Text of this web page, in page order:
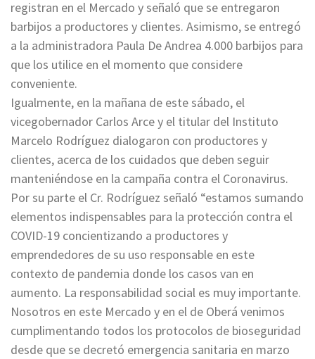
registran en el Mercado y señaló que se entregaron
barbijos a productores y clientes. Asimismo, se entregó
a la administradora Paula De Andrea 4.000 barbijos para
que los utilice en el momento que considere
conveniente.
Igualmente, en la mañana de este sábado, el
vicegobernador Carlos Arce y el titular del Instituto
Marcelo Rodríguez dialogaron con productores y
clientes, acerca de los cuidados que deben seguir
manteniéndose en la campaña contra el Coronavirus.
Por su parte el Cr. Rodríguez señaló “estamos sumando
elementos indispensables para la protección contra el
COVID-19 concientizando a productores y
emprendedores de su uso responsable en este
contexto de pandemia donde los casos van en
aumento. La responsabilidad social es muy importante.
Nosotros en este Mercado y en el de Oberá venimos
cumplimentando todos los protocolos de bioseguridad
desde que se decretó emergencia sanitaria en marzo